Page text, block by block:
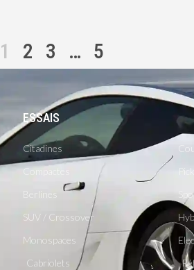
1 2 3 … 5
ESSAIS
Citadines
Compactes
Berlines
SUV / Crossover
Monospaces
Cabriolets
-